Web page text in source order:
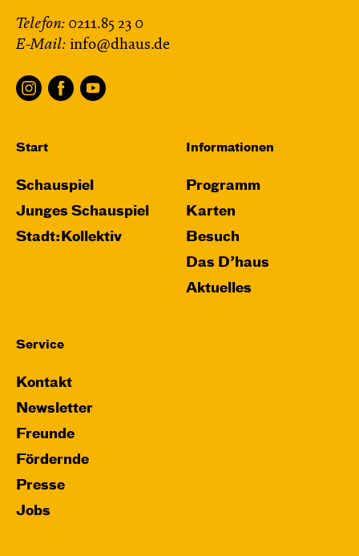
Telefon: 0211.85 23 0
E-Mail: info@dhaus.de
Start
Schauspiel
Junges Schauspiel
Stadt:Kollektiv
Informationen
Programm
Karten
Besuch
Das D’haus
Aktuelles
Service
Kontakt
Newsletter
Freunde
Fördernde
Presse
Jobs